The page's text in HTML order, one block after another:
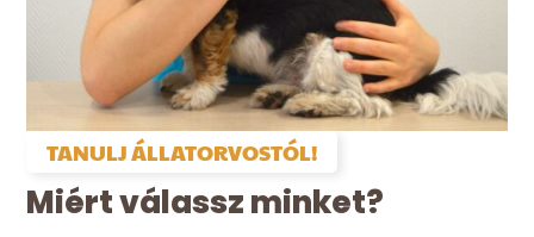
TANULJ ÁLLATORVOSTÓL!
Miért válassz minket?